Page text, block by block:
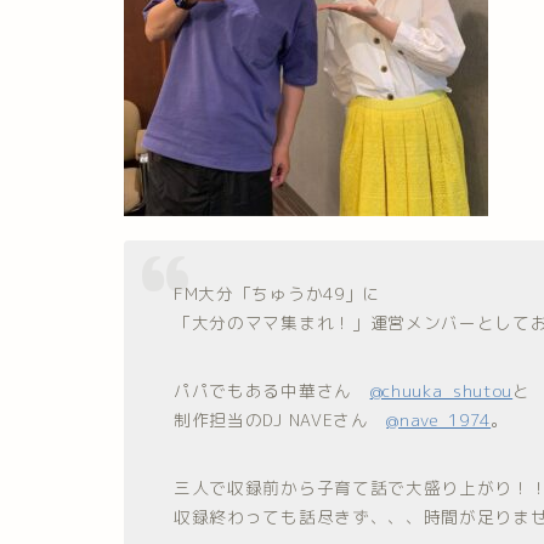
FM大分「ちゅうか49」に
「大分のママ集まれ！」運営メンバーとして
パパでもある中華さん @chuuka_shutou と
制作担当のDJ NAVEさん@nave_1974。
三人で収録前から子育て話で大盛り上がり！
収録終わっても話尽きず、、、時間が足りま